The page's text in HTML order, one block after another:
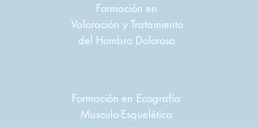
Formación en
Valoración y Tratamiento
del Hombro Doloroso
Formación en Ecografía
Musculo-Esquelética